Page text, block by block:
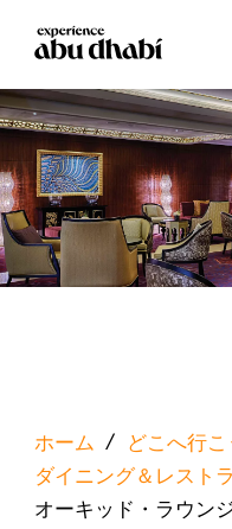
ホーム / どこへ行
ダイニング＆レスト
オーキッド・ラウン